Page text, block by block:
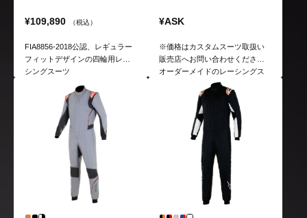
¥109,890 （税込）
FIA8856-2018公認、レギュラー
フィットデザインの四輪用レー
シングスーツ
¥ASK
※価格はカスタムスーツ取扱い
販売店へお問い合わせください
オーダーメイドのレーシングス
ーツ ※サイズはオーダー 自分だ
けのオリジナルスーツが製作可